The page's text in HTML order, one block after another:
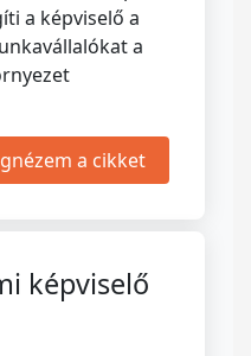
a képviselő a
a
a cikket
képviselő